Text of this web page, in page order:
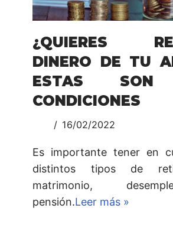
¿QUIERES
DINERO DE TU
ESTAS SON
CONDICIONES
16/02/2022
Es importante tener en
distintos tipos de
matrimonio,
pensión.Leer más »